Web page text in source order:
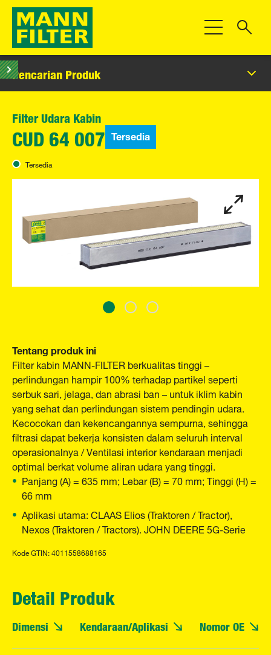
Beralih
Pencarian Produk
Filter Udara Kabin
CUD 64 007 Tersedia
Tersedia
Tentang produk ini
Filter kabin MANN-FILTER berkualitas tinggi –
perlindungan hampir 100% terhadap partikel seperti
serbuk sari, jelaga, dan abrasi ban – untuk iklim kabin
yang sehat dan perlindungan sistem pendingin udara.
Kecocokan dan kekencangannya sempurna, sehingga
filtrasi dapat bekerja konsisten dalam seluruh interval
operasionalnya / Ventilasi interior kendaraan menjadi
optimal berkat volume aliran udara yang tinggi.
Panjang (A) = 635 mm; Lebar (B) = 70 mm; Tinggi (H) =
66 mm
Aplikasi utama: CLAAS Elios (Traktoren / Tractor),
Nexos (Traktoren / Tractors). JOHN DEERE 5G-Serie
Kode GTIN: 4011558688165
Detail Produk
Dimensi Kendaraan/Aplikasi Nomor OE